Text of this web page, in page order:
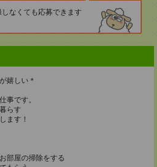
なくても応募できます
嬉しい＊
事です。
らす
ます！
部屋の掃除をする